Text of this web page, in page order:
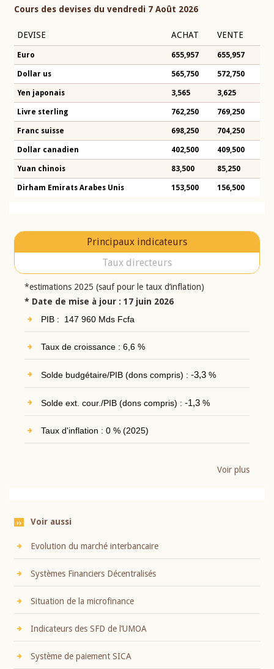
Cours des devises du vendredi 7 Août 2026
DEVISE ACHAT VENTE
Euro 655,957 655,957
Dollar us 565,750 572,750
Yen japonais 3,565 3,625
Livre sterling 762,250 769,250
Franc suisse 698,250 704,250
Dollar canadien 402,500 409,500
Yuan chinois 83,500 85,250
Dirham Emirats Arabes Unis 153,500 156,500
Principaux indicateurs
Taux directeurs
*estimations 2025 (sauf pour le taux d’inflation)
* Date de mise à jour : 17 juin 2026
PIB : 147 960 Mds Fcfa
Taux de croissance : 6,6 %
Solde budgétaire/PIB (dons compris) : -3,3%
Solde ext. cour./PIB (dons compris) : -1,3%
Taux d'inflation : 0 % (2025)
Voir plus
Voir aussi
Evolution du marché interbancaire
Systèmes Financiers Décentralisés
Situation de la microfinance
Indicateurs des SFD de l’UMOA
Système de paiement SICA